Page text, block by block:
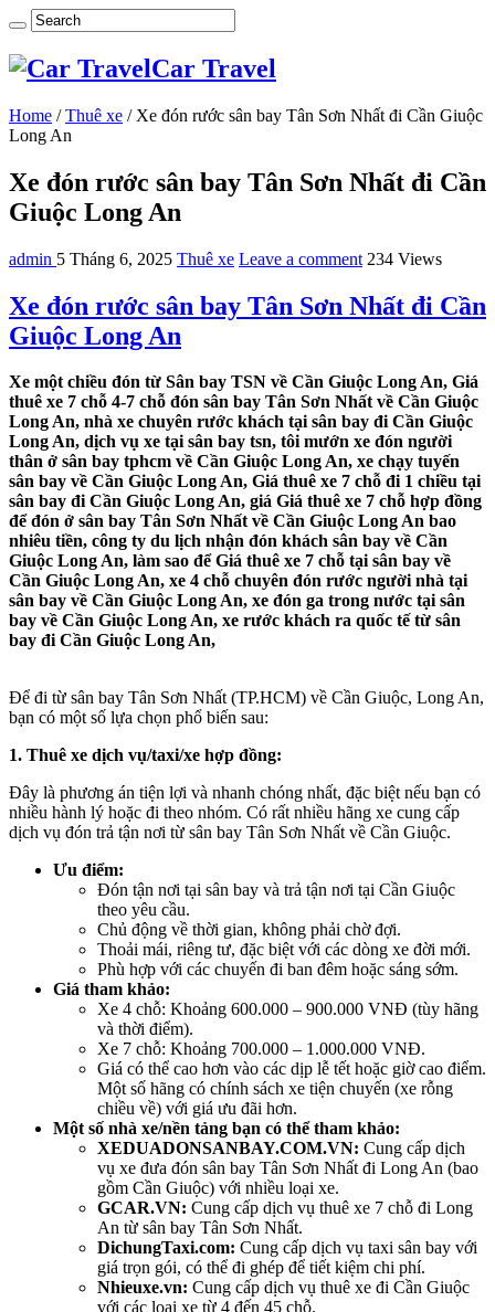
Car Travel
Home / Thuê xe / Xe đón rước sân bay Tân Sơn Nhất đi Cần Giuộc
Long An
Xe đón rước sân bay Tân Sơn Nhất đi Cần
Giuộc Long An
admin 5 Tháng 6, 2025 Thuê xe Leave a comment 234 Views
Xe đón rước sân bay Tân Sơn Nhất đi Cần
Giuộc Long An
Xe một chiều đón từ Sân bay TSN về Cần Giuộc Long An, Giá
thuê xe 7 chỗ 4-7 chỗ đón sân bay Tân Sơn Nhất về Cần Giuộc
Long An, nhà xe chuyên rước khách tại sân bay đi Cần Giuộc
Long An, dịch vụ xe tại sân bay tsn, tôi mướn xe đón người
thân ở sân bay tphcm về Cần Giuộc Long An, xe chạy tuyến
sân bay về Cần Giuộc Long An, Giá thuê xe 7 chỗ đi 1 chiều tại
sân bay đi Cần Giuộc Long An, giá Giá thuê xe 7 chỗ hợp đồng
để đón ở sân bay Tân Sơn Nhất về Cần Giuộc Long An bao
nhiêu tiền, công ty du lịch nhận đón khách sân bay về Cần
Giuộc Long An, làm sao để Giá thuê xe 7 chỗ tại sân bay về
Cần Giuộc Long An, xe 4 chỗ chuyên đón rước người nhà tại
sân bay về Cần Giuộc Long An, xe đón ga trong nước tại sân
bay về Cần Giuộc Long An, xe rước khách ra quốc tế từ sân
bay đi Cần Giuộc Long An,
Để đi từ sân bay Tân Sơn Nhất (TP.HCM) về Cần Giuộc, Long An,
bạn có một số lựa chọn phổ biến sau:
1. Thuê xe dịch vụ/taxi/xe hợp đồng:
Đây là phương án tiện lợi và nhanh chóng nhất, đặc biệt nếu bạn có
nhiều hành lý hoặc đi theo nhóm. Có rất nhiều hãng xe cung cấp
dịch vụ đón trả tận nơi từ sân bay Tân Sơn Nhất về Cần Giuộc.
Ưu điểm:
Đón tận nơi tại sân bay và trả tận nơi tại Cần Giuộc
theo yêu cầu.
Chủ động về thời gian, không phải chờ đợi.
Thoải mái, riêng tư, đặc biệt với các dòng xe đời mới.
Phù hợp với các chuyến đi ban đêm hoặc sáng sớm.
Giá tham khảo:
Xe 4 chỗ: Khoảng 600.000 – 900.000 VNĐ (tùy hãng
và thời điểm).
Xe 7 chỗ: Khoảng 700.000 – 1.000.000 VNĐ.
Giá có thể cao hơn vào các dịp lễ tết hoặc giờ cao điểm.
Một số hãng có chính sách xe tiện chuyến (xe rỗng
chiều về) với giá ưu đãi hơn.
Một số nhà xe/nền tảng bạn có thể tham khảo:
XEDUADONSANBAY.COM.VN: Cung cấp dịch
vụ xe đưa đón sân bay Tân Sơn Nhất đi Long An (bao
gồm Cần Giuộc) với nhiều loại xe.
GCAR.VN: Cung cấp dịch vụ thuê xe 7 chỗ đi Long
An từ sân bay Tân Sơn Nhất.
DichungTaxi.com: Cung cấp dịch vụ taxi sân bay với
giá trọn gói, có thể đi ghép để tiết kiệm chi phí.
Nhieuxe.vn: Cung cấp dịch vụ thuê xe đi Cần Giuộc
với các loại xe từ 4 đến 45 chỗ.